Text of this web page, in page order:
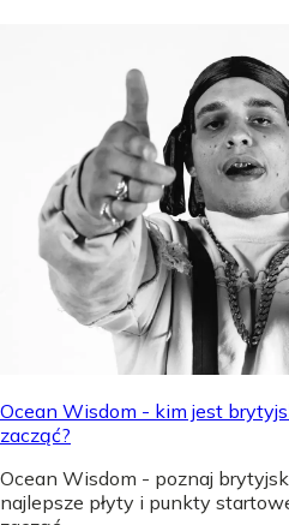
Ocean Wisdom - kim jest
zacząć?
Ocean Wisdom - poznaj
najlepsze płyty i punkty